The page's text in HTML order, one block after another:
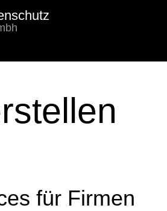
für Firmen